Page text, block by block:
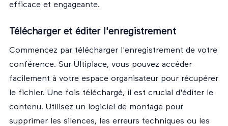
efficace et engageante.
Télécharger et éditer l'enregistrement
Commencez par télécharger l'enregistrement de votre
conférence. Sur Ultiplace, vous pouvez accéder
facilement à votre espace organisateur pour récupérer
le fichier. Une fois téléchargé, il est crucial d'éditer le
contenu. Utilisez un logiciel de montage pour
supprimer les silences, les erreurs techniques ou les